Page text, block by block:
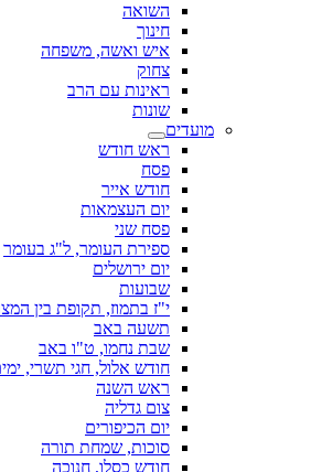
השואה
חינוך
איש ואשה, משפחה
צחוק
ראינות עם הרב
שונות
מועדים
ראש חודש
פסח
חודש אייר
יום העצמאות
פסח שני
ספירת העומר, ל"ג בעומר
יום ירושלים
שבועות
י"ז בתמוז, תקופת בין
תשעה באב
שבת נחמו, ט"ו באב
חודש אלול, חגי תשרי,
ראש השנה
צום גדליה
יום הכיפורים
סוכות, שמחת תורה
חודש כסלו, חנוכה